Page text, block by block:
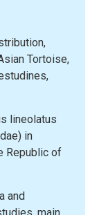
Tortoise,
lineolatus
in
Republic of
and
main